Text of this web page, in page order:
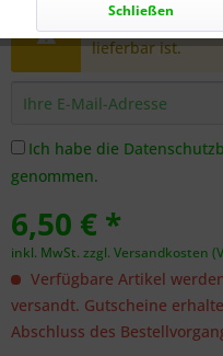
Benachrichtigen
lieferbar ist.
Ich habe die
genommen.
6,50 € *
inkl. MwSt. zzgl. Versandkosten
Verfügbare Artikel
versandt. Gutscheine
Abschluss des
Schließen